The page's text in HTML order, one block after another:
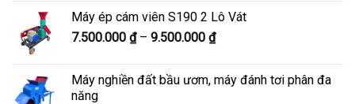
8.300.000 ₫
Máy ép cám viên S190 2 Lô Vát
7.500.000 ₫ – 9.500.000 ₫Khoảng
7.500.000 ₫
Máy nghiền đất bầu ươm, máy đánh tơi phân đa
năng